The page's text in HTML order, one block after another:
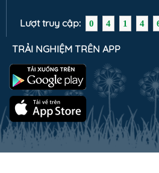
Lượt truy cập: 0 4 1 4
TRẢI NGHIỆM TRÊN APP